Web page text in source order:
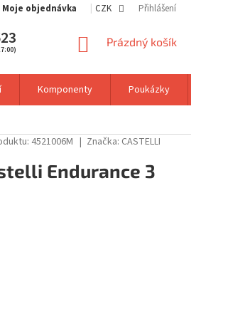
Moje objednávka CZK Přihlášení
NÁKUPNÍ
Prázdný košík
Komponenty Poukázky
4521006M Značka: CASTELLI
Endurance 3